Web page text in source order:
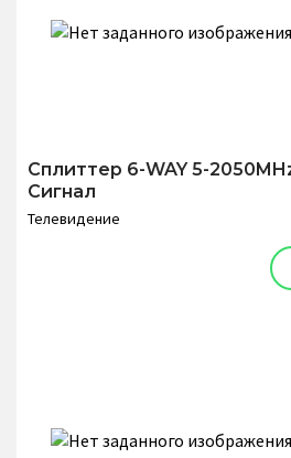
Сплиттер 6-WAY 5-
Сигнал
Телевидение